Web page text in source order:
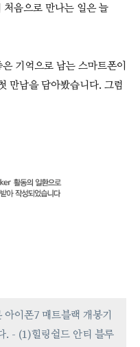
음으로 만나는 일은 늘
기억으로 남는 스마트폰이
만남을 담아봤습니다. 그럼
이폰7 매트블랙 개봉기
. - (1)힐링쉴드 안티 블루